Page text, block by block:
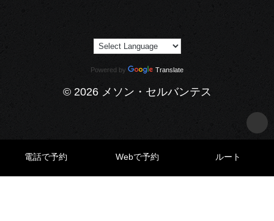
Powered by Translate
© 2026 メソン・セルバンテス
電話で予約 Webで予約 ルート